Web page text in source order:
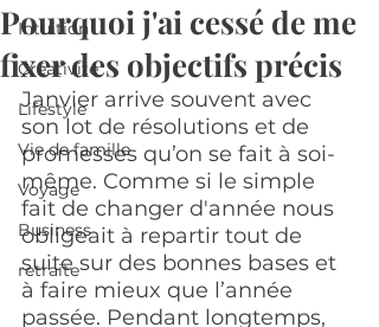
Intuition
Créativité
Lifestyle
Vie de famille
Voyage
Business
retraite
Pourquoi j'ai cessé de me
fixer des objectifs précis
Janvier arrive souvent avec
son lot de résolutions et de
promesses qu’on se fait à soi-
même. Comme si le simple
fait de changer d'année nous
obligeait à repartir tout de
suite sur des bonnes bases et
à faire mieux que l’année
passée. Pendant longtemps,